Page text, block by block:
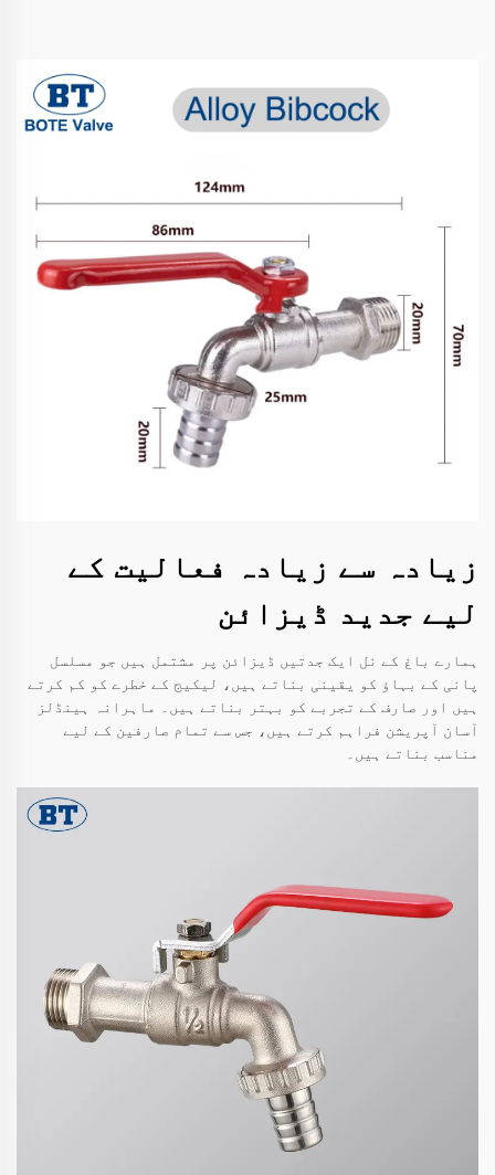
زیادہ سے زیادہ فعالیت کے
لیے جدید ڈیزائن
ہمارے باغ کے نل ایک جدتیں ڈیزائن پر مشتمل ہیں جو مسلسل
پانی کے بہاؤ کو یقینی بناتے ہیں، لیکیج کے خطرے کو کم کرتے
ہیں اور صارف کے تجربے کو بہتر بناتے ہیں۔ ماہرانہ ہینڈلز
آسان آپریشن فراہم کرتے ہیں، جس سے تمام صارفین کے لیے
مناسب بناتے ہیں۔